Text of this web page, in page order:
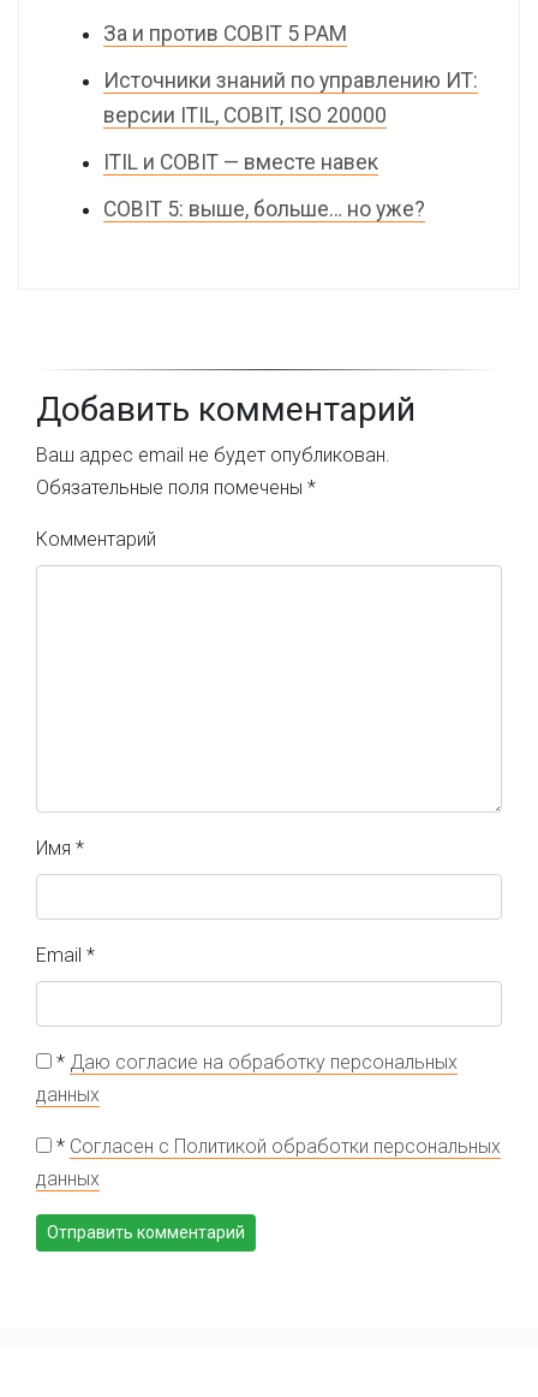
За и против COBIT 5 PAM
Источники знаний по управлению ИТ:
версии ITIL, COBIT, ISO 20000
ITIL и COBIT — вместе навек
COBIT 5: выше, больше… но уже?
Добавить комментарий
Ваш адрес email не будет опубликован.
Обязательные поля помечены *
Комментарий
Имя *
Email *
* Даю согласие на обработку персональных
данных
* Согласен с Политикой обработки персональных
данных